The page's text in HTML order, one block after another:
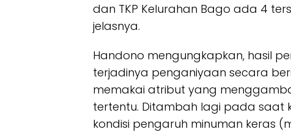
dan TKP Kelurahan Bago ada 4
jelasnya.
Handono mengungkapkan, hasil
terjadinya penganiyaan secara
memakai atribut yang
tertentu. Ditambah lagi pada
kondisi pengaruh minuman keras